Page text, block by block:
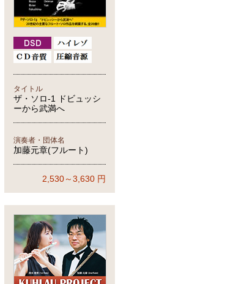
タイトル
ザ・ソロ-1 ドビュッシ
ーから武満へ
演奏者・団体名
加藤元章(フルート)
2,530～3,630 円